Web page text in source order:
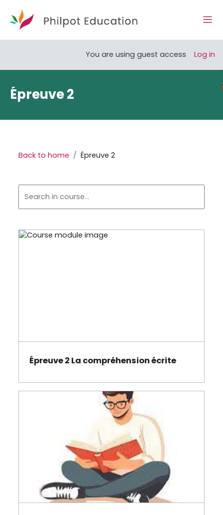
You are using guest access Log in
Épreuve 2
Back to home Épreuve 2
Section outline
Épreuve 2 La compréhension écrite